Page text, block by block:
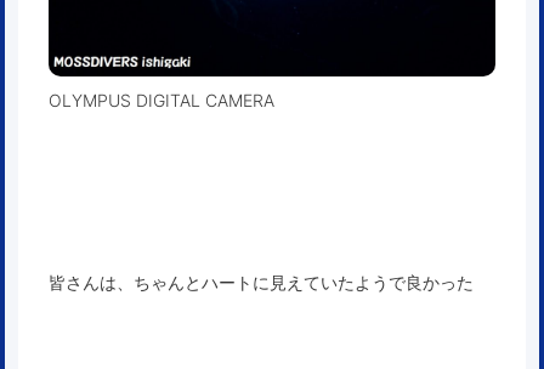
OLYMPUS DIGITAL CAMERA
皆さんは、ちゃんとハートに見えていたようで良かった